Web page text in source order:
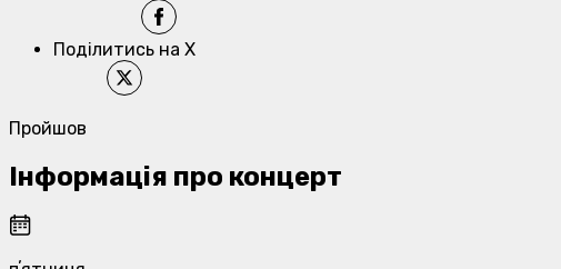
Поділитись на X
Пройшов
Інформація про концерт